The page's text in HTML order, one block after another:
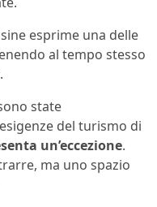
esprime una delle
al tempo stesso
state
del turismo di
un’eccezione.
ma uno spazio